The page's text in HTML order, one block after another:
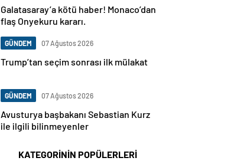
Galatasaray’a kötü haber! Monaco’dan
flaş Onyekuru kararı.
GÜNDEM 07 Ağustos 2026
Trump’tan seçim sonrası ilk mülakat
GÜNDEM 07 Ağustos 2026
Avusturya başbakanı Sebastian Kurz
ile ilgili bilinmeyenler
KATEGORİNİN POPÜLERLERİ